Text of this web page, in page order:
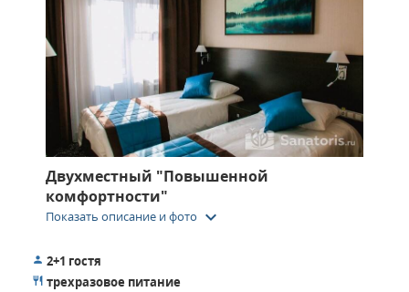
Двухместный "Повышенной
комфортности"
Показать описание и фото keyboard_arrow_down
2+1 гостя
трехразовое питание